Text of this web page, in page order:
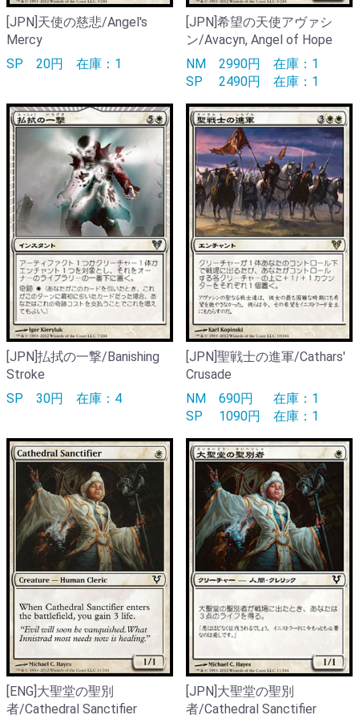
[JPN]天使の慈悲/Angel's
Mercy
SP 20円 在庫：1
[JPN]希望の天使アヴァシ
ン/Avacyn, Angel of Hope
NM 2990円 在庫：1
SP
2490円 在庫：1
[JPN]払拭の一撃/Banishing
Stroke
SP 30円 在庫：4
[JPN]聖戦士の進軍/Cathars'
Crusade
NM 690円
在庫：1
SP
1090円 在庫：1
[ENG]大聖堂の聖別
者/Cathedral Sanctifier
[JPN]大聖堂の聖別
者/Cathedral Sanctifier